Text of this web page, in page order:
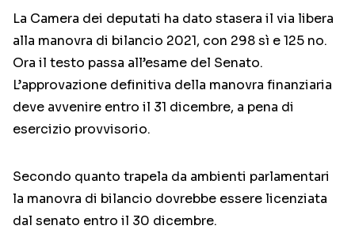
La Camera dei deputati ha dato stasera il via libera
alla manovra di bilancio 2021, con 298 sì e 125 no.
Ora il testo passa all’esame del Senato.
L’approvazione definitiva della manovra finanziaria
deve avvenire entro il 31 dicembre, a pena di
esercizio provvisorio.
Secondo quanto trapela da ambienti parlamentari
la manovra di bilancio dovrebbe essere licenziata
dal senato entro il 30 dicembre.